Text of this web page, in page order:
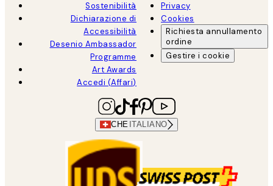
Sostenibilità
Dichiarazione di
Accessibilità
Desenio Ambassador
Programme
Art Awards
Accedi (Affari)
Privacy
Cookies
Richiesta annullamento
ordine
Gestire i cookie
CHE ITALIANO